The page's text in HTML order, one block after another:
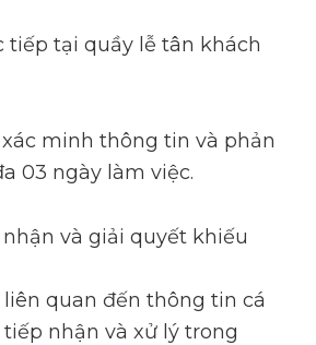
tiếp tại quầy lễ tân khách
xác minh thông tin và phản
03 ngày làm việc.
nhận và giải quyết khiếu
quan đến thông tin cá
nhận và xử lý trong